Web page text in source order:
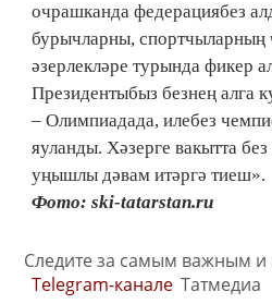
очрашканда федерациябез
бурычларны,
әзерлекләре турында фикер
Президентыбыз безнең алга
– Олимпиадада, илебез
яуланды. Хәзерге вакытта
уңышлы дәвам итәргә тиеш».
Фото: ski-tatarstan.ru
Следите за самым важным
Telegram-канале Татмедиа